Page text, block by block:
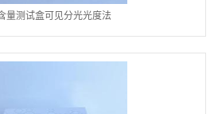
量测试盒可见分光光度法